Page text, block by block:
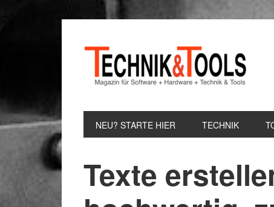
Hauptnavigation
NEU? STARTE HIER TECHNIK
Texte